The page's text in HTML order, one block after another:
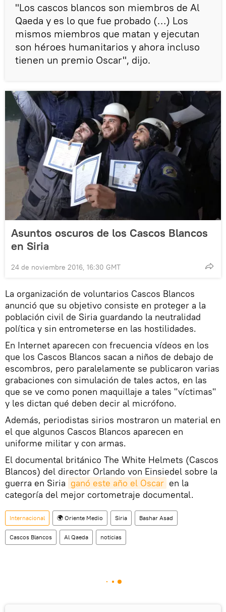
"Los cascos blancos son miembros de Al
Qaeda y es lo que fue probado (…) Los
mismos miembros que matan y ejecutan
son héroes humanitarios y ahora incluso
tienen un premio Oscar", dijo.
Asuntos oscuros de los Cascos Blancos
en Siria
24 de noviembre 2016, 16:30 GMT
La organización de voluntarios Cascos Blancos
anunció que su objetivo consiste en proteger a la
población civil de Siria guardando la neutralidad
política y sin entrometerse en las hostilidades.
En Internet aparecen con frecuencia vídeos en los
que los Cascos Blancos sacan a niños de debajo de
escombros, pero paralelamente se publicaron varias
grabaciones con simulación de tales actos, en las
que se ve como ponen maquillaje a tales "víctimas"
y les dictan qué deben decir al micrófono.
Además, periodistas sirios mostraron un material en
el que algunos Cascos Blancos aparecen en
uniforme militar y con armas.
El documental británico The White Helmets (Cascos
Blancos) del director Orlando von Einsiedel sobre la
guerra en Siria ganó este año el Oscar en la
categoría del mejor cortometraje documental.
Internacional 🌍 Oriente Medio Siria Bashar Asad
Cascos Blancos Al Qaeda noticias